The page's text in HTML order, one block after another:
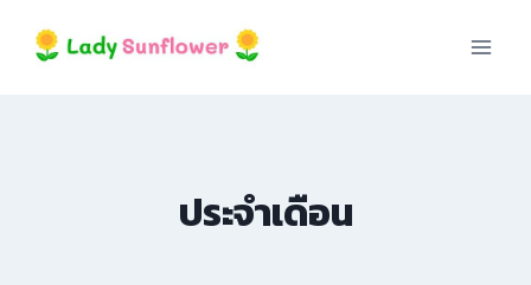
panel
ประจำเดือน